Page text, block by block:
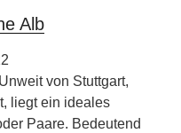
Alb
von Stuttgart,
liegt ein ideales
Paare. Bedeutend